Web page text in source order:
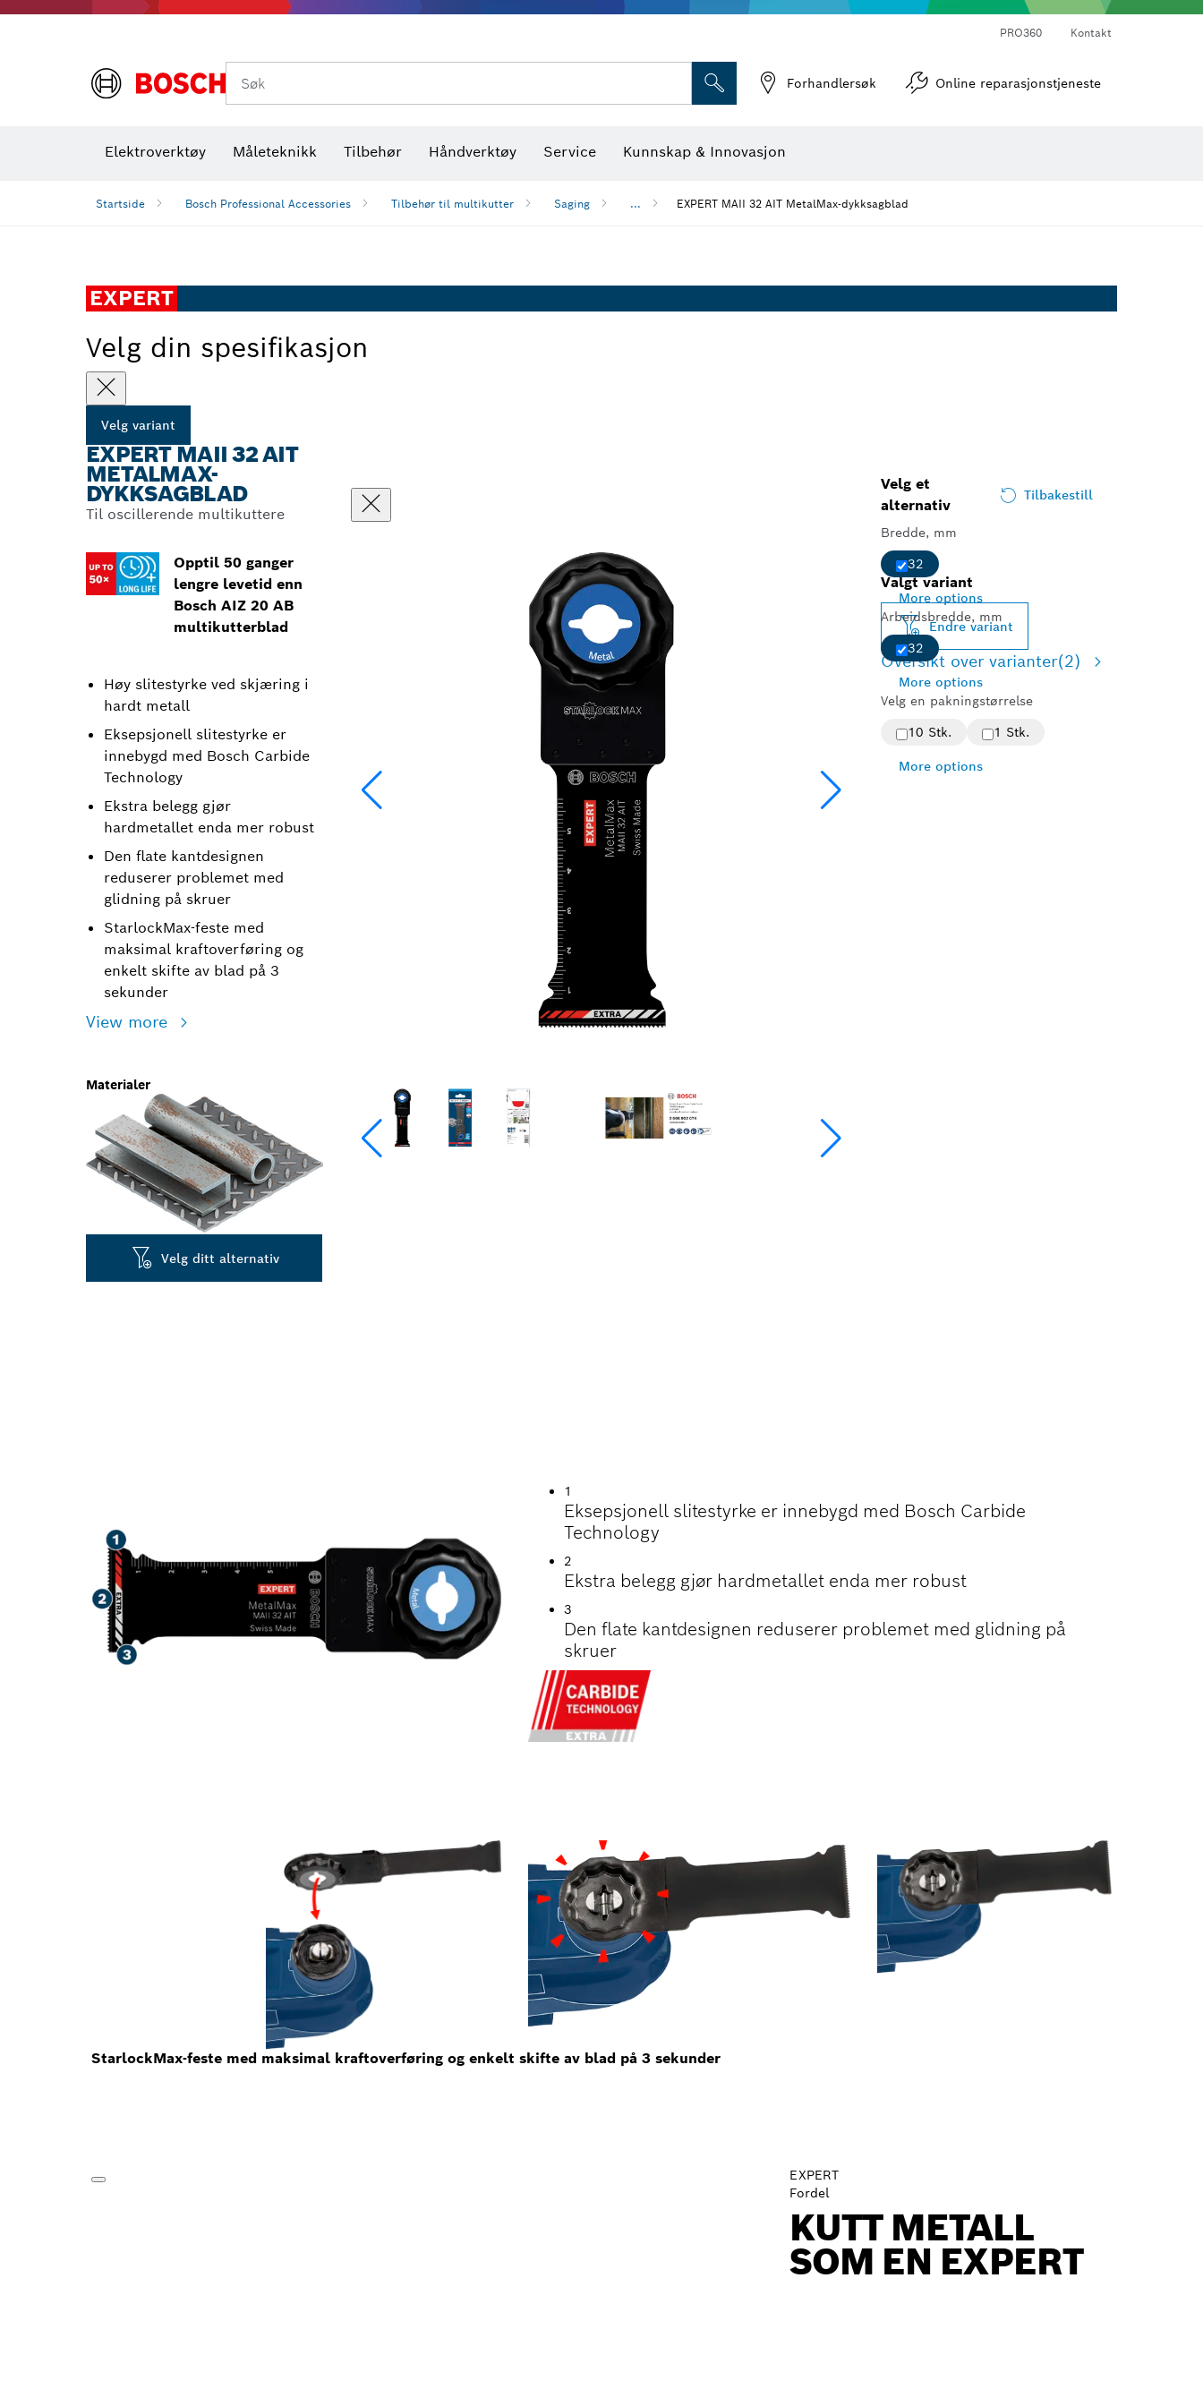
PRO360 Kontakt
Søk Forhandlersøk Online reparasjonstjeneste
Elektroverktøy Måleteknikk Tilbehør Håndverktøy Service Kunnskap & Innovasjon
Startside Bosch Professional Accessories Tilbehør til multikutter Saging ... EXPERT MAII 32 AIT MetalMax-dykksagblad
EXPERT
Velg din spesifikasjon
Velg variant
EXPERT MAII 32 AIT
METALMAX-
DYKKSAGBLAD
Til oscillerende multikuttere
Opptil 50 ganger
lengre levetid enn
Bosch AIZ 20 AB
multikutterblad
Høy slitestyrke ved skjæring i
hardt metall
Eksepsjonell slitestyrke er
innebygd med Bosch Carbide
Technology
Ekstra belegg gjør
hardmetallet enda mer robust
Den flate kantdesignen
reduserer problemet med
glidning på skruer
StarlockMax-feste med
maksimal kraftoverføring og
enkelt skifte av blad på 3
sekunder
View more
Materialer
Velg ditt alternativ
Velg et
alternativ
Tilbakestill
Bredde, mm
32
More options
Arbeidsbredde, mm
32
More options
Velg en pakningstørrelse
10 Stk.
1 Stk.
More options
Valgt variant
Endre variant
Oversikt over varianter(2)
1
Eksepsjonell slitestyrke er innebygd med Bosch Carbide
Technology
2
Ekstra belegg gjør hardmetallet enda mer robust
3
Den flate kantdesignen reduserer problemet med glidning på
skruer
StarlockMax-feste med maksimal kraftoverføring og enkelt skifte av blad på 3 sekunder
EXPERT
Fordel
KUTT METALL
SOM EN EXPERT